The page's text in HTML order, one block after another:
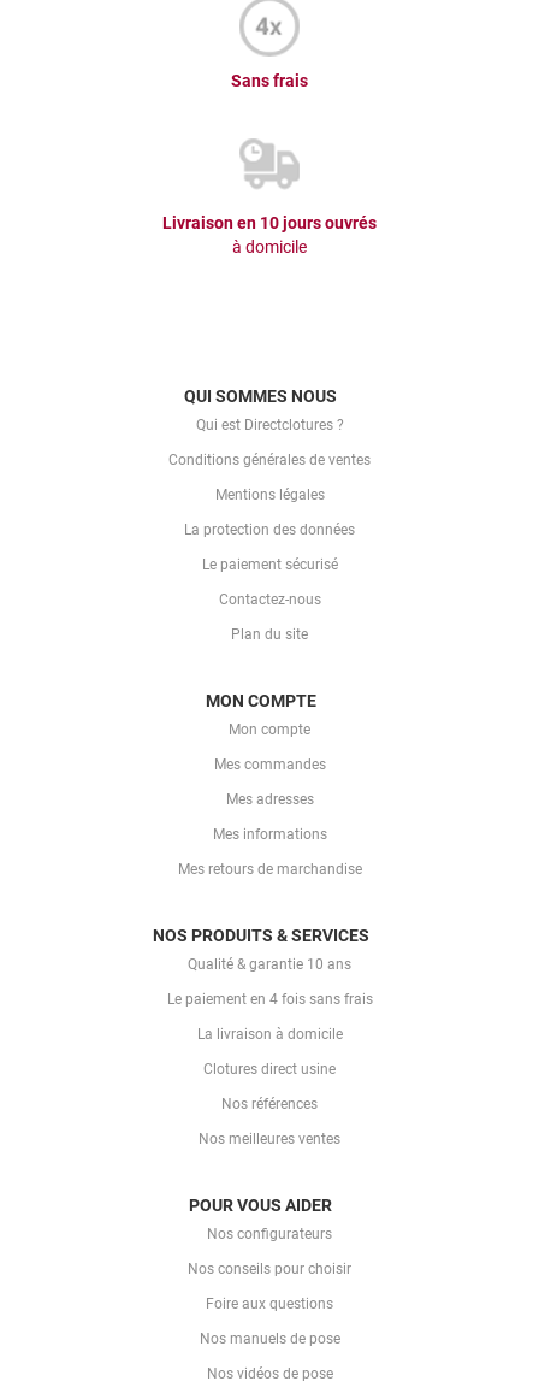
Sans frais
Livraison en 10 jours ouvrés
à domicile
QUI SOMMES NOUS
Qui est Directclotures ?
Conditions générales de ventes
Mentions légales
La protection des données
Le paiement sécurisé
Contactez-nous
Plan du site
MON COMPTE
Mon compte
Mes commandes
Mes adresses
Mes informations
Mes retours de marchandise
NOS PRODUITS & SERVICES
Qualité & garantie 10 ans
Le paiement en 4 fois sans frais
La livraison à domicile
Clotures direct usine
Nos références
Nos meilleures ventes
POUR VOUS AIDER
Nos configurateurs
Nos conseils pour choisir
Foire aux questions
Nos manuels de pose
Nos vidéos de pose